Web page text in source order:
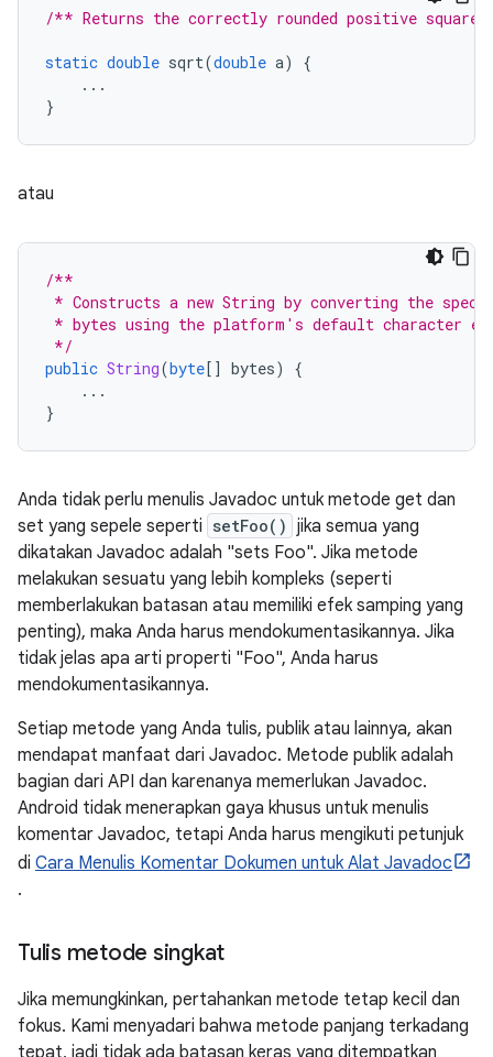
/** Returns the correctly rounded positive
static double sqrt(double a)
{
...
}
atau
/**
* Constructs a new String by converting the
* bytes using the platform's default character
*/
public String(byte[] bytes)
{
...
}
Anda tidak perlu menulis Javadoc untuk metode get dan
set yang sepele seperti setFoo() jika semua yang
dikatakan Javadoc adalah "sets Foo". Jika metode
melakukan sesuatu yang lebih kompleks (seperti
memberlakukan batasan atau memiliki efek samping yang
penting), maka Anda harus mendokumentasikannya. Jika
tidak jelas apa arti properti "Foo", Anda harus
mendokumentasikannya.
Setiap metode yang Anda tulis, publik atau lainnya, akan
mendapat manfaat dari Javadoc. Metode publik adalah
bagian dari API dan karenanya memerlukan Javadoc.
Android tidak menerapkan gaya khusus untuk menulis
komentar Javadoc, tetapi Anda harus mengikuti petunjuk
di Cara Menulis Komentar Dokumen untuk Alat Javadoc
.
Tulis metode singkat
Jika memungkinkan, pertahankan metode tetap kecil dan
fokus. Kami menyadari bahwa metode panjang terkadang
tepat, jadi tidak ada batasan keras yang ditempatkan